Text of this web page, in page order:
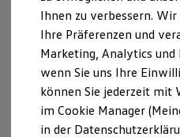
SUV und CUV
Familienautos
Kombis
Kompaktwagen
Sportwagen
Schnell verfügbare
Angebote und Produkte
Aktuelle Angebote
E-Auto-Förderung
Volkswagen
Agiler
Ihnen zu verbessern.
Ihre Präferenzen und
Marketing, Analytics und
wenn Sie uns Ihre
können Sie jederzeit mit
im Cookie Manager
in der